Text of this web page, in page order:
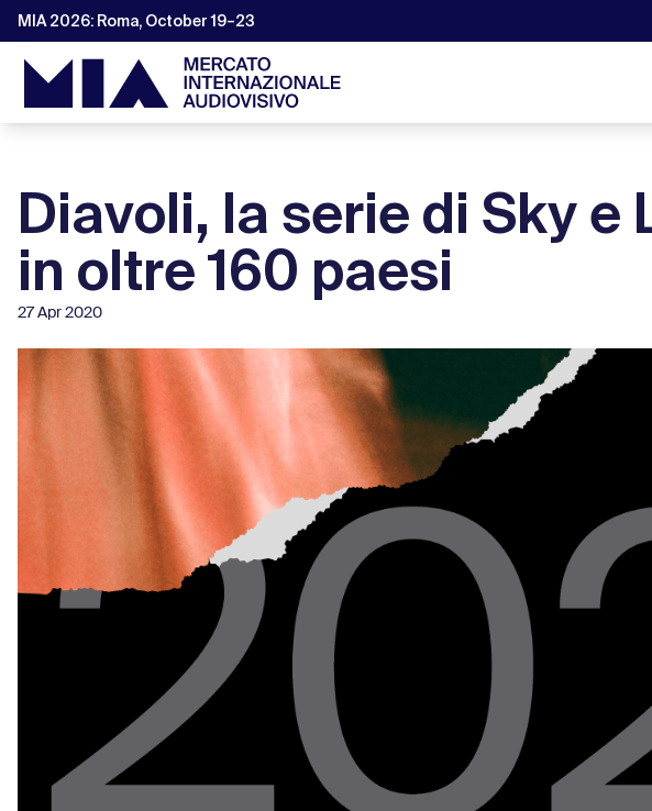
MIA 2026: Roma, October 19–23
Diavoli, la serie di Sky e
in oltre 160 paesi
27 Apr 2020